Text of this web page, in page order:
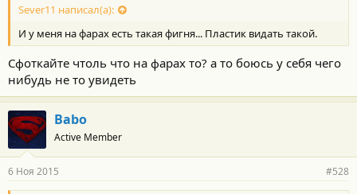
Sever11 написал(а):
И у меня на фарах есть такая фигня... Пластик видать такой.
Сфоткайте чтоль что на фарах то? а то боюсь у себя чего
нибудь не то увидеть
Babo
Active Member
6 Ноя 2015 #528